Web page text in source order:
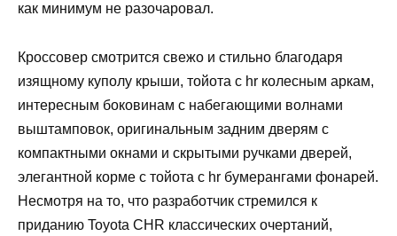
как минимум не разочаровал.
Кроссовер смотрится свежо и стильно благодаря
изящному куполу крыши, тойота с hr колесным аркам,
интересным боковинам с набегающими волнами
выштамповок, оригинальным задним дверям с
компактными окнами и скрытыми ручками дверей,
элегантной корме с тойота с hr бумерангами фонарей.
Несмотря на то, что разработчик стремился к
приданию Toyota CHR классических очертаний,